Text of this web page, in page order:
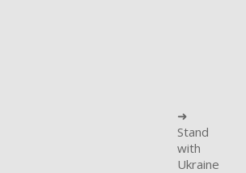
➜
Stand
with
Ukraine